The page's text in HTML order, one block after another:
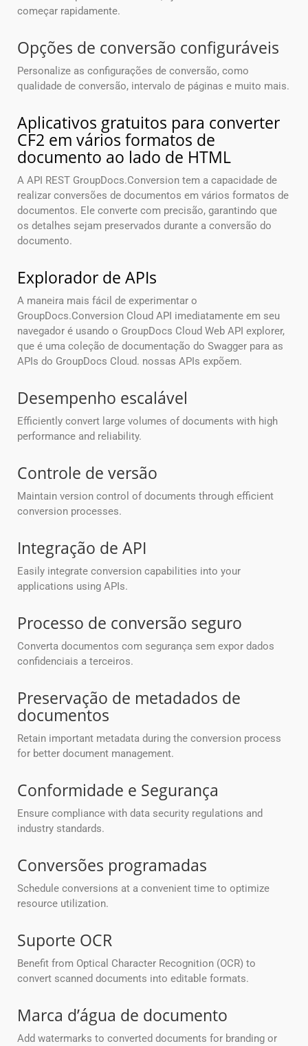
começar rapidamente.
Opções de conversão configuráveis
Personalize as configurações de conversão, como
qualidade de conversão, intervalo de páginas e muito mais.
Aplicativos gratuitos para converter
CF2 em vários formatos de
documento ao lado de HTML
A API REST GroupDocs.Conversion tem a capacidade de
realizar conversões de documentos em vários formatos de
documentos. Ele converte com precisão, garantindo que
os detalhes sejam preservados durante a conversão do
documento.
Explorador de APIs
A maneira mais fácil de experimentar o
GroupDocs.Conversion Cloud API imediatamente em seu
navegador é usando o GroupDocs Cloud Web API explorer,
que é uma coleção de documentação do Swagger para as
APIs do GroupDocs Cloud. nossas APIs expõem.
Desempenho escalável
Efficiently convert large volumes of documents with high
performance and reliability.
Controle de versão
Maintain version control of documents through efficient
conversion processes.
Integração de API
Easily integrate conversion capabilities into your
applications using APIs.
Processo de conversão seguro
Converta documentos com segurança sem expor dados
confidenciais a terceiros.
Preservação de metadados de
documentos
Retain important metadata during the conversion process
for better document management.
Conformidade e Segurança
Ensure compliance with data security regulations and
industry standards.
Conversões programadas
Schedule conversions at a convenient time to optimize
resource utilization.
Suporte OCR
Benefit from Optical Character Recognition (OCR) to
convert scanned documents into editable formats.
Marca d’água de documento
Add watermarks to converted documents for branding or